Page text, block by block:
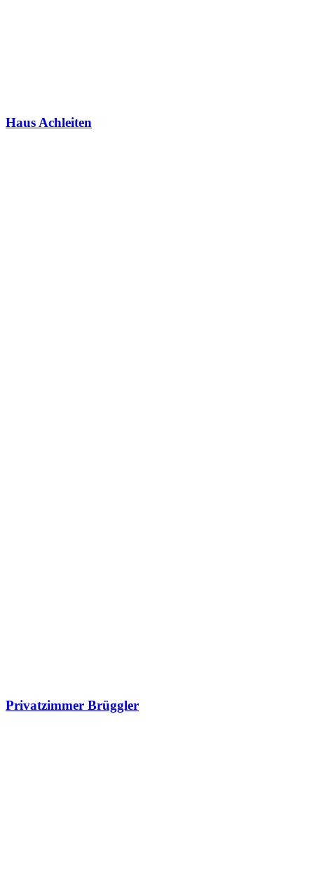
Haus Achleiten
Privatzimmer Brüggler